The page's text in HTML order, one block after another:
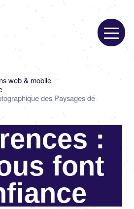
Aller
contenu
principal
web & mobile
des Paysages de
:
font